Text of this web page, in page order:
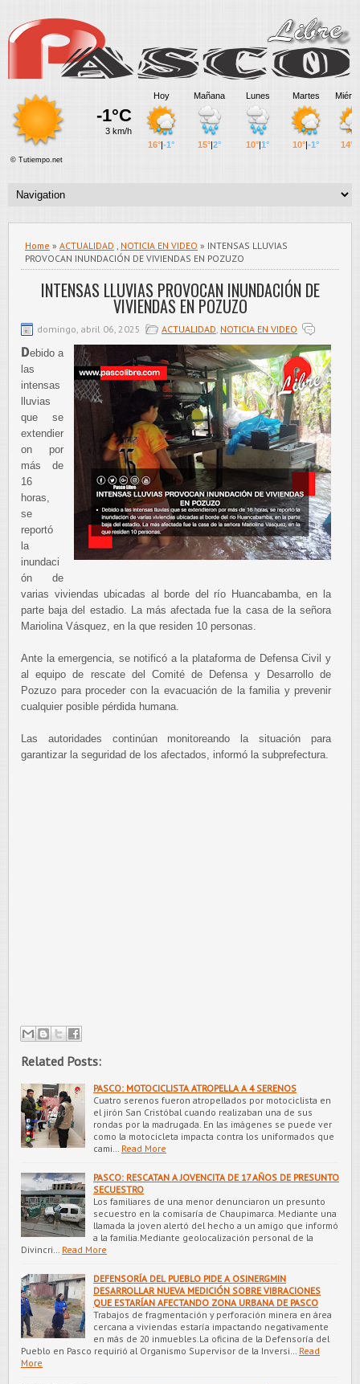
Home » ACTUALIDAD , NOTICIA EN VIDEO » INTENSAS LLUVIAS
PROVOCAN INUNDACIÓN DE VIVIENDAS EN POZUZO
INTENSAS LLUVIAS PROVOCAN INUNDACIÓN DE
VIVIENDAS EN POZUZO
domingo, abril 06, 2025 ACTUALIDAD, NOTICIA EN VIDEO
Debido a
las
intensas
lluvias
que se
extendier
on por
más de
16
horas,
se
reportó
la
inundaci
ón de
varias viviendas ubicadas al borde del río Huancabamba, en la
parte baja del estadio. La más afectada fue la casa de la señora
Mariolina Vásquez, en la que residen 10 personas.
Ante la emergencia, se notificó a la plataforma de Defensa Civil y
al equipo de rescate del Comité de Defensa y Desarrollo de
Pozuzo para proceder con la evacuación de la familia y prevenir
cualquier posible pérdida humana.
Las autoridades continúan monitoreando la situación para
garantizar la seguridad de los afectados, informó la subprefectura.
Related Posts:
PASCO: MOTOCICLISTA ATROPELLA A 4 SERENOS
Cuatro serenos fueron atropellados por motociclista en
el jirón San Cristóbal cuando realizaban una de sus
rondas por la madrugada. En las imágenes se puede ver
como la motocicleta impacta contra los uniformados que
cami…
Read More
PASCO: RESCATAN A JOVENCITA DE 17 AÑOS DE PRESUNTO
SECUESTRO
Los familiares de una menor denunciaron un presunto
secuestro en la comisaría de Chaupimarca. Mediante una
llamada la joven alertó del hecho a un amigo que informó
a la familia.Mediante geolocalización personal de la
Divincri…
Read More
DEFENSORÍA DEL PUEBLO PIDE A OSINERGMIN
DESARROLLAR NUEVA MEDICIÓN SOBRE VIBRACIONES
QUE ESTARÍAN AFECTANDO ZONA URBANA DE PASCO
Trabajos de fragmentación y perforación minera en área
cercana a viviendas estaría impactando negativamente
en más de 20 inmuebles.La oficina de la Defensoría del
Pueblo en Pasco requirió al Organismo Supervisor de la Inversi…
Read
More